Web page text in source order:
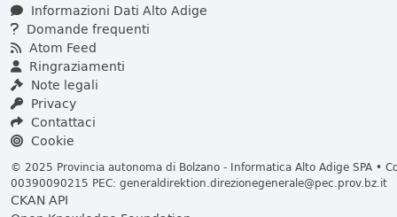
Informazioni Dati Alto Adige
Domande frequenti
Atom Feed
Ringraziamenti
Note legali
Privacy
Contattaci
Cookie
© 2025 Provincia autonoma di Bolzano - Informatica Alto Adige SPA •
00390090215 PEC: generaldirektion.direzionegenerale@pec.prov.bz.it
CKAN API